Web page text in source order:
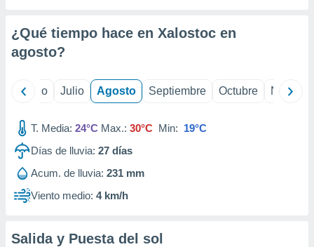
e
mediante
publicidad
publicidad
de
1199
¿Qué tiempo hace en Xalostoc en
agosto?
Junio Julio Agosto Septiembre Octubre
T. Media: 24°C Max.: 30°C Min: 19°C
Días de lluvia: 27 días
Acum. de lluvia: 231 mm
Viento medio: 4 km/h
Salida y Puesta del sol